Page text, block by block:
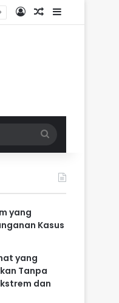
Log InRandom Article
Sidebar
for
yang
Kasus
yang
Tanpa
dan